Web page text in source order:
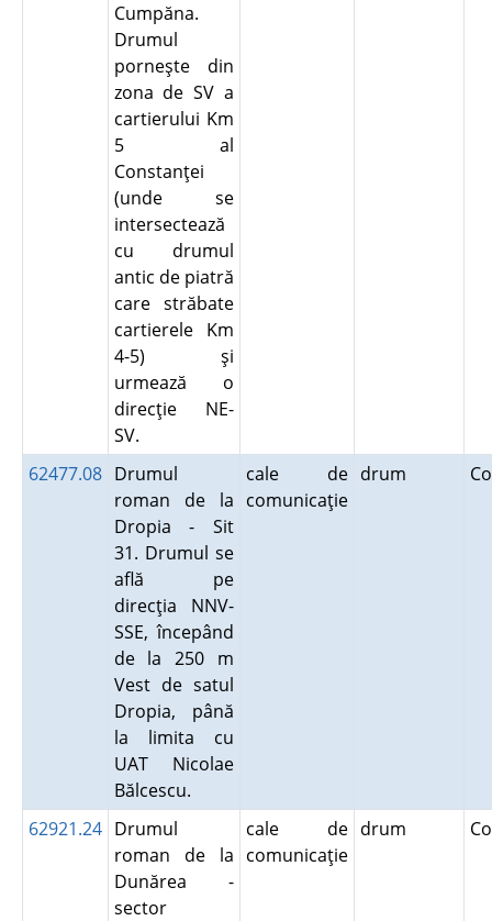
Cumpăna.
Drumul
porneşte din
zona de SV a
cartierului Km
5 al
Constanţei
(unde se
intersectează
cu drumul
antic de piatră
care străbate
cartierele Km
4-5) şi
urmează o
direcţie NE-
SV.
62477.08 Drumul
roman de la
Dropia - Sit
31. Drumul se
află pe
direcţia NNV-
SSE, începând
de la 250 m
Vest de satul
Dropia, până
la limita cu
UAT Nicolae
Bălcescu.
cale de
comunicaţie
drum
62921.24 Drumul
roman de la
Dunărea -
sector
cale de
comunicaţie
drum